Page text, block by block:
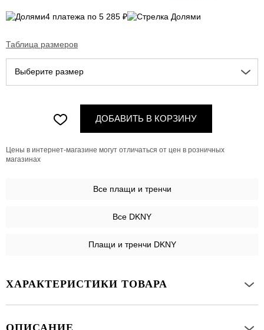
4 платежа по 5 285 ₽
Таблица размеров
Выберите размер
ДОБАВИТЬ В КОРЗИНУ
Цены в интернет-магазине могут отличаться от цен в розничных
магазинах
Все плащи и тренчи
Все DKNY
Плащи и тренчи DKNY
ХАРАКТЕРИСТИКИ ТОВАРА